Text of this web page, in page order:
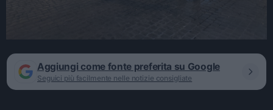
Aggiungi come fonte preferita su Google
Seguici più facilmente nelle notizie consigliate